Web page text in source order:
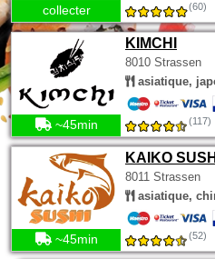
collecter (60)
KIMCHI
8010 Strassen
asiatique,
~45min (117)
KAIKO SUSHI
8011 Strassen
asiatique,
~45min (52)